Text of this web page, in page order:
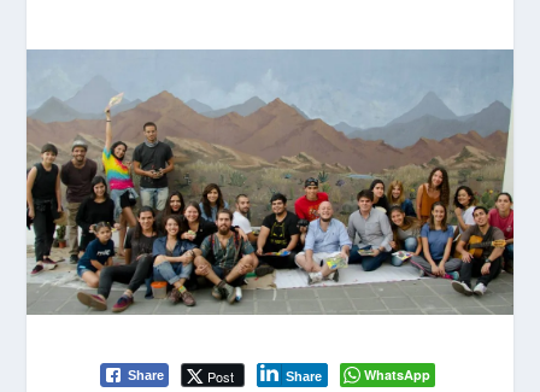
Share Post Share
WhatsApp